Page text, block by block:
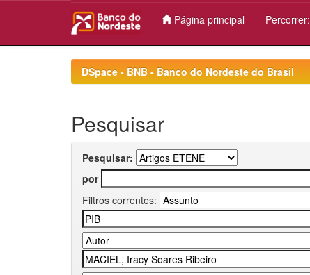
Página principal Percorrer:
DSpace - BNB - Banco do Nordeste do Brasil
Pesquisar
Pesquisar:
por
Filtros correntes: